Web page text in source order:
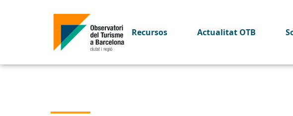
Recursos Actualitat OTB